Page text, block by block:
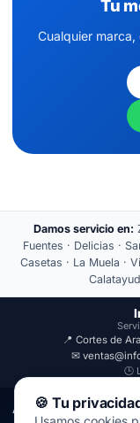
Tu
Cualquier
Damos servicio en:
Fuentes · Delicias ·
Casetas · La Muela ·
📍 Cortes de
✉
🕒
Aviso Legal
Política
🍪 Tu